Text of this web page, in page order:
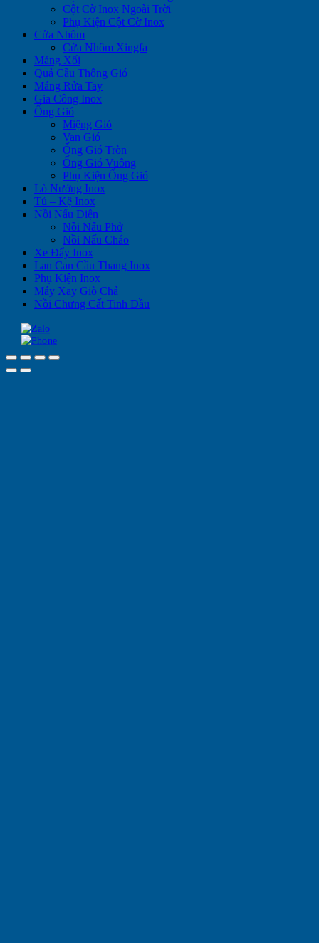
Cột Cờ Inox Ngoài Trời
Phụ Kiện Cột Cờ Inox
Cửa Nhôm
Cửa Nhôm Xingfa
Máng Xối
Quả Cầu Thông Gió
Máng Rửa Tay
Gia Công Inox
Ống Gió
Miệng Gió
Van Gió
Ống Gió Tròn
Ống Gió Vuông
Phụ Kiện Ống Gió
Lò Nướng Inox
Tủ – Kệ Inox
Nồi Nấu Điện
Nồi Nấu Phở
Nồi Nấu Cháo
Xe Đẩy Inox
Lan Can Cầu Thang Inox
Phụ Kiện Inox
Máy Xay Giò Chả
Nồi Chưng Cất Tinh Dầu